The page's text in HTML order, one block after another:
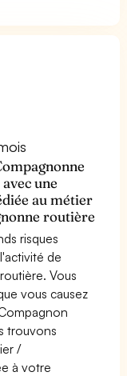
une
au métier
routière
risques
de
Vous
vous causez
trouvons
/
à votre